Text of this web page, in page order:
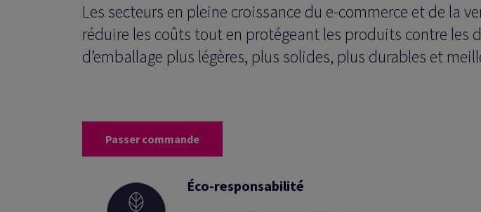
Les secteurs en pleine croissance du e-commerce et de la
réduire les coûts tout en protégeant les produits contre les
d’emballage plus légères, plus solides, plus durables et
Passer commande
Éco-responsabilité